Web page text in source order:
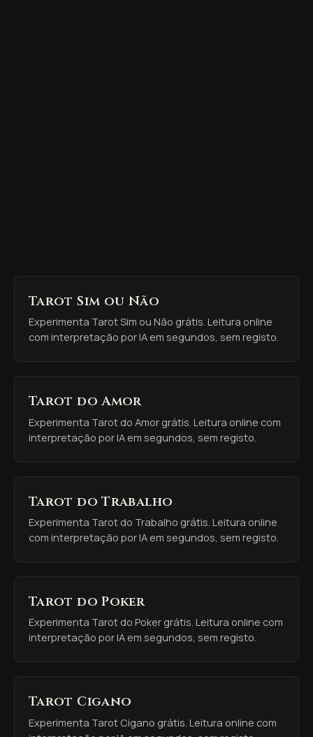
Tarot Sim ou Não
Experimenta Tarot Sim ou Não grátis. Leitura online
com interpretação por IA em segundos, sem registo.
Tarot do Amor
Experimenta Tarot do Amor grátis. Leitura online com
interpretação por IA em segundos, sem registo.
Tarot do Trabalho
Experimenta Tarot do Trabalho grátis. Leitura online
com interpretação por IA em segundos, sem registo.
Tarot do Poker
Experimenta Tarot do Poker grátis. Leitura online com
interpretação por IA em segundos, sem registo.
Tarot Cigano
Experimenta Tarot Cigano grátis. Leitura online com